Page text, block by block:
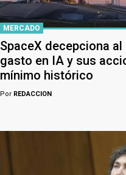
MERCADO
SpaceX decepciona
gasto en IA y sus
mínimo histórico
Por REDACCION